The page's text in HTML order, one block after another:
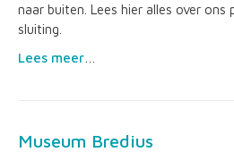
naar buiten. Lees hier alles over ons
sluiting.
Lees meer
Museum Bredius